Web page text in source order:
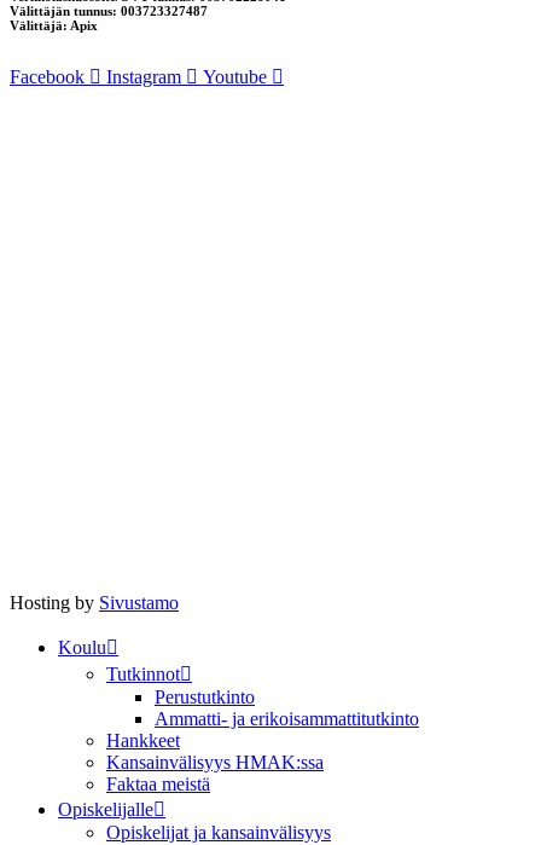
Välittäjän tunnus: 003723327487
Välittäjä: Apix
Facebook Instagram Youtube
Hosting by Sivustamo
Koulu
Tutkinnot
Perustutkinto
Ammatti- ja erikoisammattitutkinto
Hankkeet
Kansainvälisyys HMAK:ssa
Faktaa meistä
Opiskelijalle
Opiskelijat ja kansainvälisyys